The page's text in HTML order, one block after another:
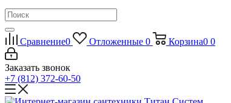
Сравнение0 Отложенные 0 Корзина0 0
Заказать звонок
+7 (812) 372-60-50